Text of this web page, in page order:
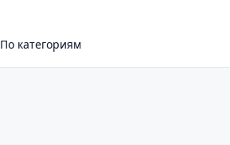
По категориям